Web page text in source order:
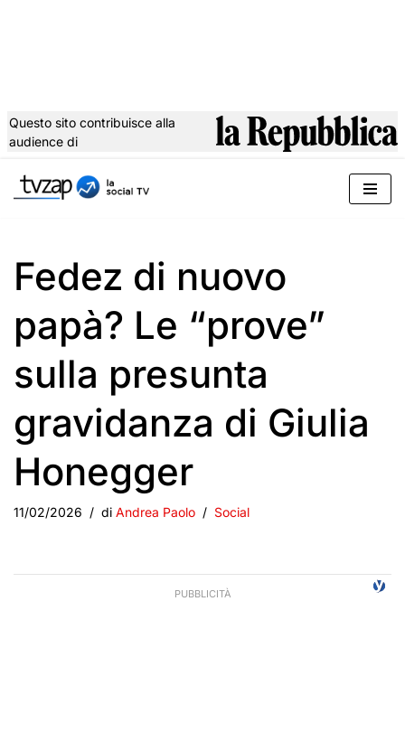
al
Questo sito contribuisce alla
audience di
Fedez di nuovo
papà? Le “prove”
sulla presunta
gravidanza di Giulia
Honegger
11/02/2026 di Andrea Paolo Social